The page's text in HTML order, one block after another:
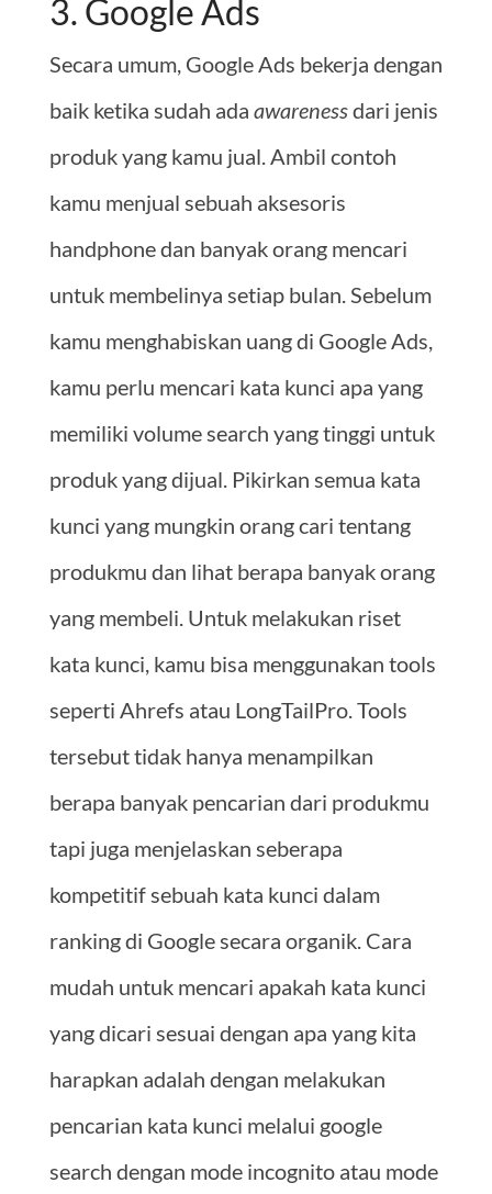
3. Google Ads
Secara umum, Google Ads bekerja dengan
baik ketika sudah ada awarenessdari jenis
produk yang kamu jual. Ambil contoh
kamu menjual sebuah aksesoris
handphone dan banyak orang mencari
untuk membelinya setiap bulan. Sebelum
kamu menghabiskan uang di Google Ads,
kamu perlu mencari kata kunci apa yang
memiliki volume search yang tinggi untuk
produk yang dijual. Pikirkan semua kata
kunci yang mungkin orang cari tentang
produkmu dan lihat berapa banyak orang
yang membeli. Untuk melakukan riset
kata kunci, kamu bisa menggunakan tools
seperti Ahrefs atau LongTailPro. Tools
tersebut tidak hanya menampilkan
berapa banyak pencarian dari produkmu
tapi juga menjelaskan seberapa
kompetitif sebuah kata kunci dalam
ranking di Google secara organik. Cara
mudah untuk mencari apakah kata kunci
yang dicari sesuai dengan apa yang kita
harapkan adalah dengan melakukan
pencarian kata kunci melalui google
search dengan mode incognito atau mode